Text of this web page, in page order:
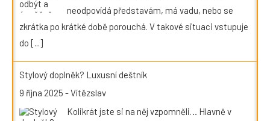
neodpovídá představám, má vadu, nebo se
zkrátka po krátké době porouchá. V takové situaci vstupuje
do [...]
Stylový doplněk? Luxusní deštník
9 října 2025 -Vítězslav
Kolikrát jste si na něj vzpomněli… Hlavně v